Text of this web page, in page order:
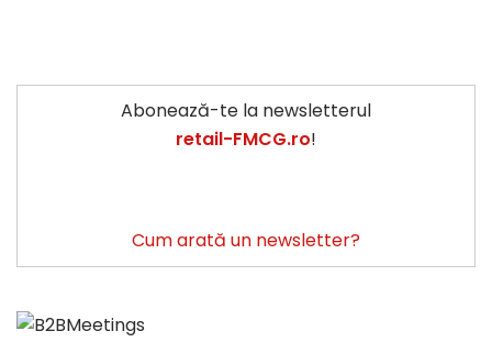
Abonează-te la newsletterul
retail-FMCG.ro!
Cum arată un newsletter?